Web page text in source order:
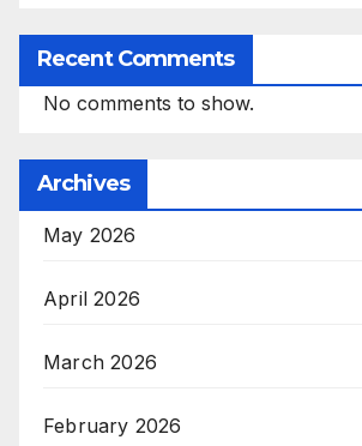
Recent Comments
No comments to show.
Archives
May 2026
April 2026
March 2026
February 2026